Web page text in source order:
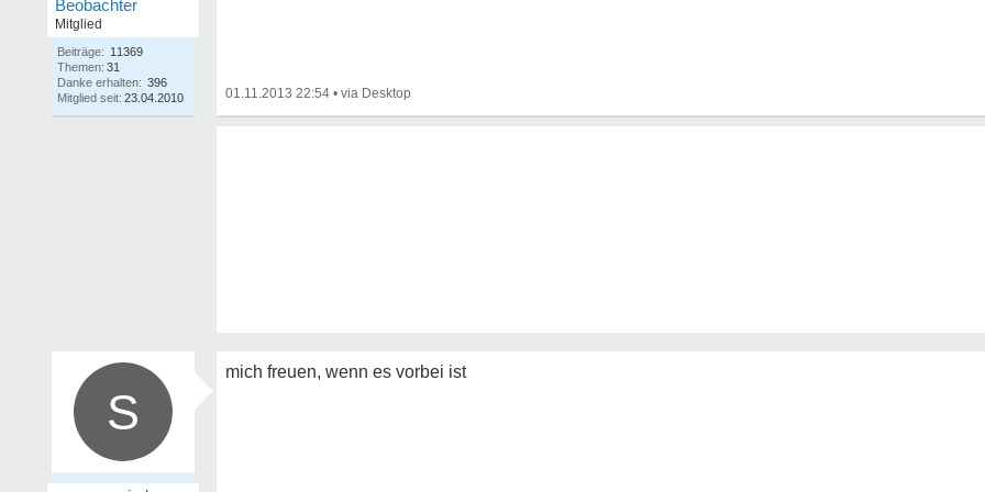
Beobachter
Mitglied
Beiträge: 11369
Themen: 31
Danke erhalten: 396
Mitglied seit: 23.04.2010 01.11.2013 22:54 •
S
mich freuen, wenn es vorbei ist